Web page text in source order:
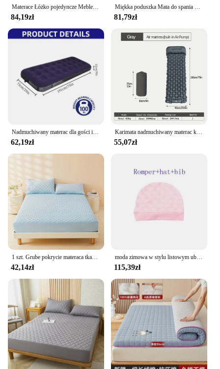
Materace Łóżko pojedyncze Meble Składany materac z pianki Memory do biura Przerwa na lunch Prosta mata Tatami Podkładka do jogi
84,19zł
Miękka poduszka Mata do spania Miękka i delikatna Zdrowa mikrokirculacja Komfortowe wsparcie Wypełnienie pianki memory Materac lateksowy
81,79zł
Nadmuchiwany materac dla gości i domu, powierzchnia skupiająca i trwały PVC, szybkie pompowanie, łóżko dmuchane na kemping
62,19zł
Karimata nadmuchiwany materac kempingowego na zewnątrz z poduszkami ultralekka mata powietrzna zbudowana w pompka inflatora wędrówkach
55,07zł
42,14zł
moda zimowa w stylu listowym ubranka dla noworodków ciepły sweter z dzianiny kocyk z materacem dla niemowląt maluch chłopiec dziewczęta Romper i czapka
115,39zł